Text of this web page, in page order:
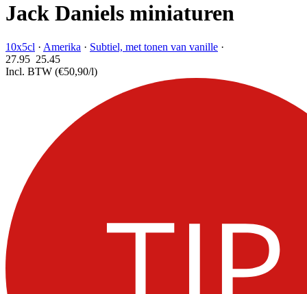
Jack Daniels miniaturen
10x5cl · Amerika · Subtiel, met tonen van vanille ·
27.95 25.45
Incl. BTW (€50,90/l)